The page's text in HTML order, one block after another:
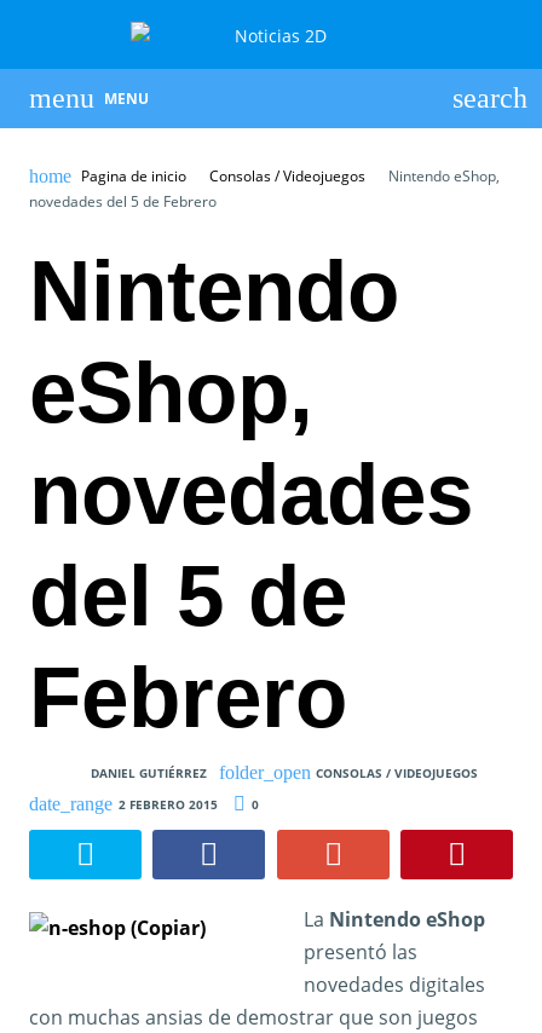
MENU
Pagina de inicio Consolas / Videojuegos
Nintendo eShop,
novedades del 5 de Febrero
Nintendo
eShop,
novedades
del 5 de
Febrero
DANIEL GUTIÉRREZ
CONSOLAS / VIDEOJUEGOS
2 FEBRERO 2015
0
La Nintendo eShop
presentó las
novedades digitales
con muchas ansias de demostrar que son juegos